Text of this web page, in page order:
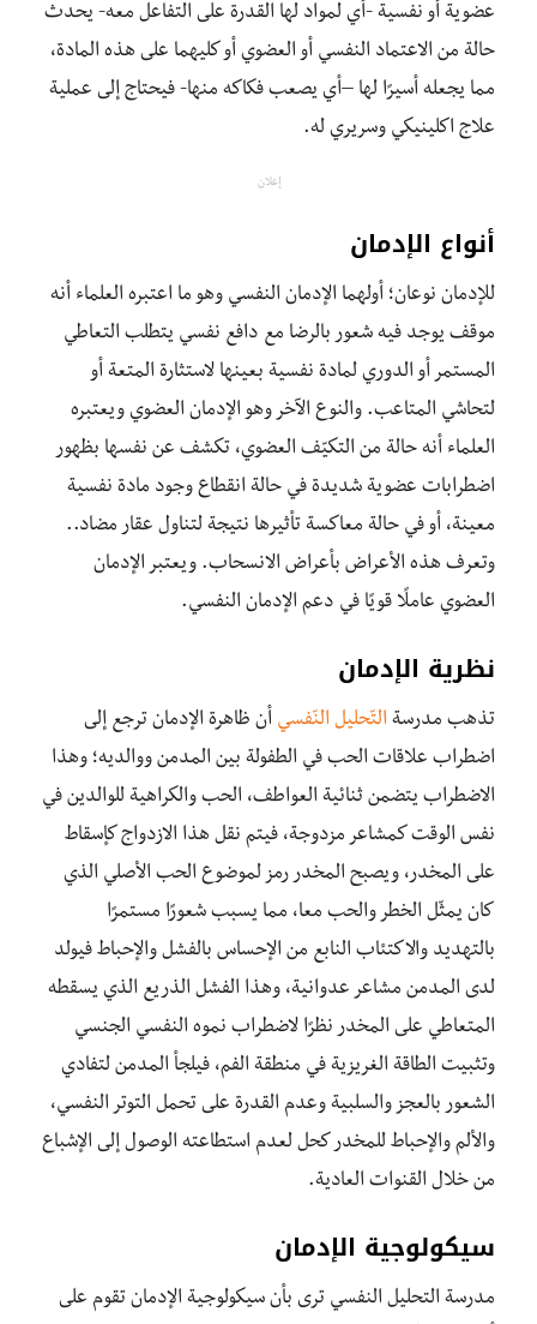
عضوية أو نفسية -أي لمواد لها القدرة على التفاعل معه- يحدث
حالة من الاعتماد النفسي أو العضوي أو كليهما على هذه المادة،
مما يجعله أسيرًا لها –أي يصعب فكاكه منها- فيحتاج إلى عملية
علاج اكلينيكي وسريري له.
إعلان
أنواع الإدمان
للإدمان نوعان؛ أولهما الإدمان النفسي وهو ما اعتبره العلماء أنه
موقف يوجد فيه شعور بالرضا مع دافع نفسي يتطلب التعاطي
المستمر أو الدوري لمادة نفسية بعينها لاستثارة المتعة أو
لتحاشي المتاعب. والنوع الآخر وهو الإدمان العضوي ويعتبره
العلماء أنه حالة من التكيّف العضوي، تكشف عن نفسها بظهور
اضطرابات عضوية شديدة في حالة انقطاع وجود مادة نفسية
معينة، أو في حالة معاكسة تأثيرها نتيجة لتناول عقار مضاد..
وتعرف هذه الأعراض بأعراض الانسحاب. ويعتبر الإدمان
العضوي عاملًا قويًا في دعم الإدمان النفسي.
نظرية الإدمان
تذهب مدرسة التّحليل النّفسي أن ظاهرة الإدمان ترجع إلى
اضطراب علاقات الحب في الطفولة بين المدمن ووالديه؛ وهذا
الاضطراب يتضمن ثنائية العواطف، الحب والكراهية للوالدين في
نفس الوقت كمشاعر مزدوجة، فيتم نقل هذا الازدواج كإسقاط
على المخدر، ويصبح المخدر رمز لموضوع الحب الأصلي الذي
كان يمثّل الخطر والحب معا، مما يسبب شعورًا مستمرًا
بالتهديد والاكتئاب النابع من الإحساس بالفشل والإحباط فيولد
لدى المدمن مشاعر عدوانية، وهذا الفشل الذريع الذي يسقطه
المتعاطي على المخدر نظرًا لاضطراب نموه النفسي الجنسي
وتثبيت الطاقة الغريزية في منطقة الفم، فيلجأ المدمن لتفادي
الشعور بالعجز والسلبية وعدم القدرة على تحمل التوتر النفسي،
والألم والإحباط للمخدر كحل لعدم استطاعته الوصول إلى الإشباع
من خلال القنوات العادية.
سيكولوجية الإدمان
مدرسة التحليل النفسي ترى بأن سيكولوجية الإدمان تقوم على